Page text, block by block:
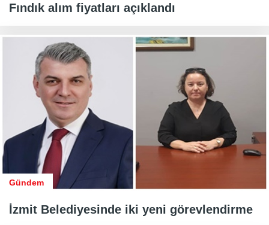
Fındık alım fiyatları açıklandı
Gündem
İzmit Belediyesinde iki yeni görevlendirme